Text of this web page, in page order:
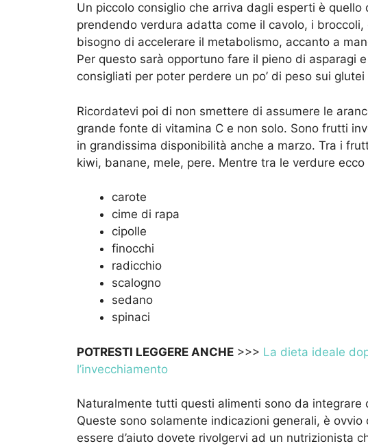
Un piccolo consiglio che arriva dagli esperti è quello
prendendo verdura adatta come il cavolo, i broccoli,
bisogno di accelerare il metabolismo, accanto a
Per questo sarà opportuno fare il pieno di asparagi
consigliati per poter perdere un po’ di peso sui
Ricordatevi poi di non smettere di assumere le
grande fonte di vitamina C e non solo. Sono frutti
in grandissima disponibilità anche a marzo. Tra i
kiwi, banane, mele, pere. Mentre tra le verdure
carote
cime di rapa
cipolle
finocchi
radicchio
scalogno
sedano
spinaci
POTRESTI LEGGERE ANCHE >>> La dieta ideale
l’invecchiamento
Naturalmente tutti questi alimenti sono da integrare
Queste sono solamente indicazioni generali, è
essere d’aiuto dovete rivolgervi ad un nutrizionista